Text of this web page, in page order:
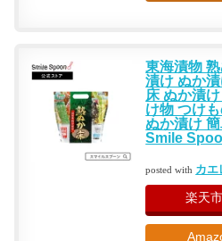
東海漬物
漬け ぬか
床 ぬか漬
け物 つけ
ぬか漬け
Smile
posted with カエ
楽天